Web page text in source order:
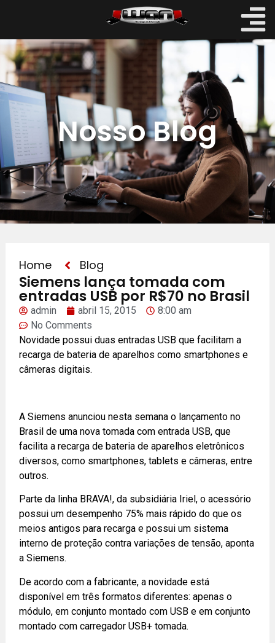
Nosso Blog
Home Blog
Siemens lança tomada com
entradas USB por R$70 no Brasil
admin abril 15, 2015
8:00 am
No Comments
Novidade possui duas entradas USB que facilitam a
recarga de bateria de aparelhos como smartphones e
câmeras digitais.
A Siemens anunciou nesta semana o lançamento no
Brasil de uma nova tomada com entrada USB, que
facilita a recarga de bateria de aparelhos eletrônicos
diversos, como smartphones, tablets e câmeras, entre
outros.
Parte da linha BRAVA!, da subsidiária Iriel, o acessório
possui um desempenho 75% mais rápido do que os
meios antigos para recarga e possui um sistema
interno de proteção contra variações de tensão, aponta
a Siemens.
De acordo com a fabricante, a novidade está
disponível em três formatos diferentes: apenas o
módulo, em conjunto montado com USB e em conjunto
montado com carregador USB+ tomada.